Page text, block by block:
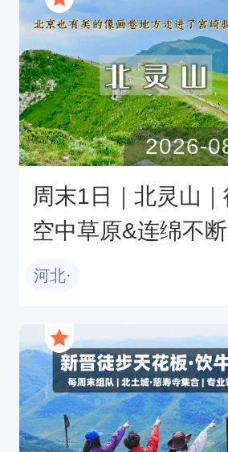
周末1日｜北灵山
空中草原&连绵不
山峻峻，一望无际
初级>
2026-
河北·